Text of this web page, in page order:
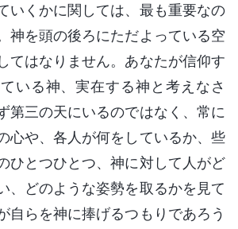
いくかに関しては、最も重要なの
神を頭の後ろにただよっている空
てはなりません。あなたが信仰す
いる神、実在する神と考えなさ
第三の天にいるのではなく、常に
心や、各人が何をしているか、些
ひとつひとつ、神に対して人がど
、どのような姿勢を取るかを見て
自らを神に捧げるつもりであろう